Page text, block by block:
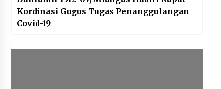
Kordinasi Gugus Tugas Penanggulangan
Covid-19